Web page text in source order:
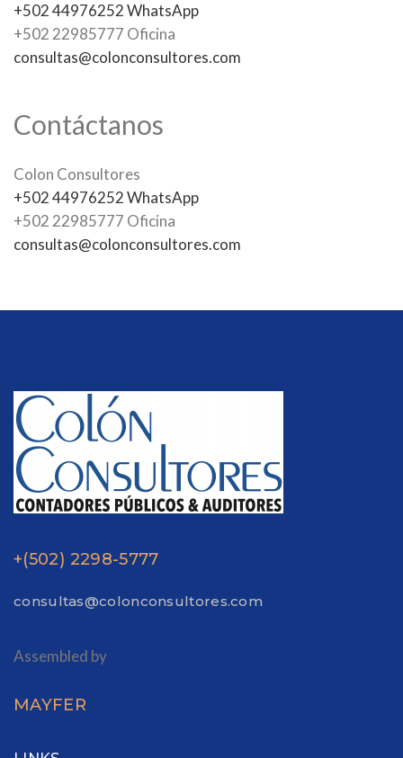
+502 44976252 WhatsApp
+502 22985777 Oficina
consultas@colonconsultores.com
Contáctanos
Colon Consultores
+502 44976252 WhatsApp
+502 22985777 Oficina
consultas@colonconsultores.com
+(502) 2298-5777
consultas@colonconsultores.com
Assembled by
MAYFER